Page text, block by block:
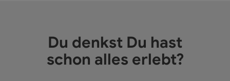
Du denkst Du hast
schon alles erlebt?